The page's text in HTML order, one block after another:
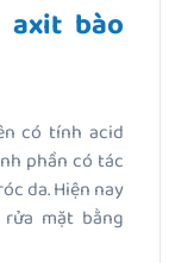
axit bào
có tính acid
phần có tác
da. Hiện nay
mặt bằng